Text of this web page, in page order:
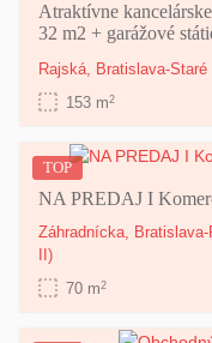
Atraktívne
32 m2 + garážové
Rajská, Bratislava-
153 m2
TOP
NA PREDAJ I
Záhradnícka,
II)
70 m2